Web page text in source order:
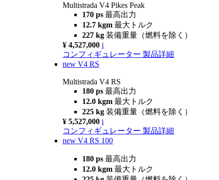
Multistrada V4 Pikes Peak
170 ps 最高出力
12.7 kgm 最大トルク
227 kg 装備重量（燃料を除く）
¥ 4,527,000 i
コンフィギュレーター 製品詳細
new V4 RS
Multistrada V4 RS
180 ps 最高出力
12.0 kgm 最大トルク
225 kg 装備重量（燃料を除く）
¥ 5,527,000 i
コンフィギュレーター 製品詳細
new V4 RS 100
180 ps 最高出力
12.0 kgm 最大トルク